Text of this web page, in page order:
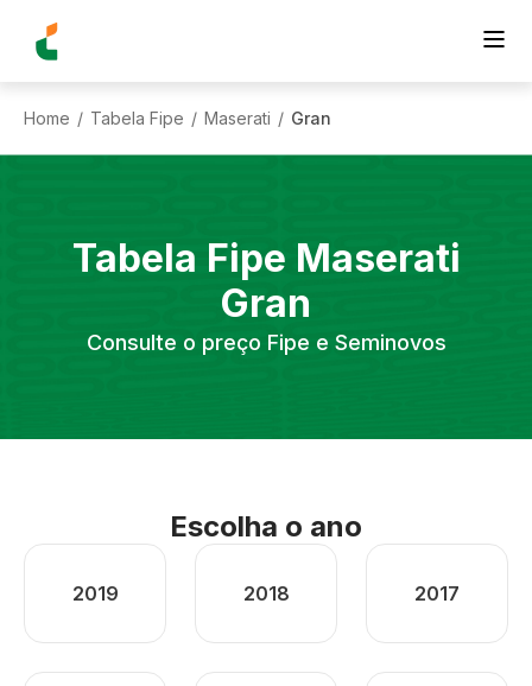
Home / Tabela Fipe / Maserati / Gran
Tabela Fipe Maserati
Gran
Consulte o preço Fipe e Seminovos
Escolha o ano
2019 2018 2017